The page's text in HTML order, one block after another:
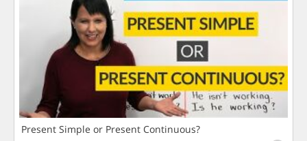
Present Simple or Present Continuous?